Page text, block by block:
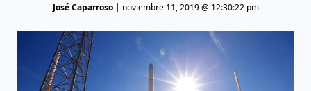
José Caparroso| noviembre 11, 2019 @ 12:30:22 pm